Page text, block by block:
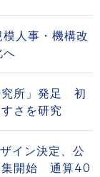
人事・機構改
所」発足 初
さを研究
イン決定、公
集開始 通算40